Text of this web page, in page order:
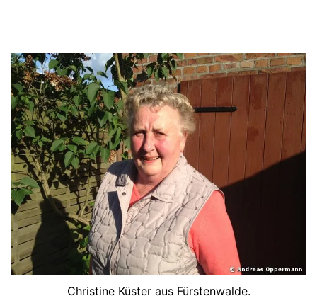
Christine Küster aus Fürstenwalde.